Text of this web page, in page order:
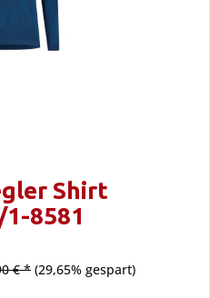
Shirt
8581
€ * (29,65% gespart)